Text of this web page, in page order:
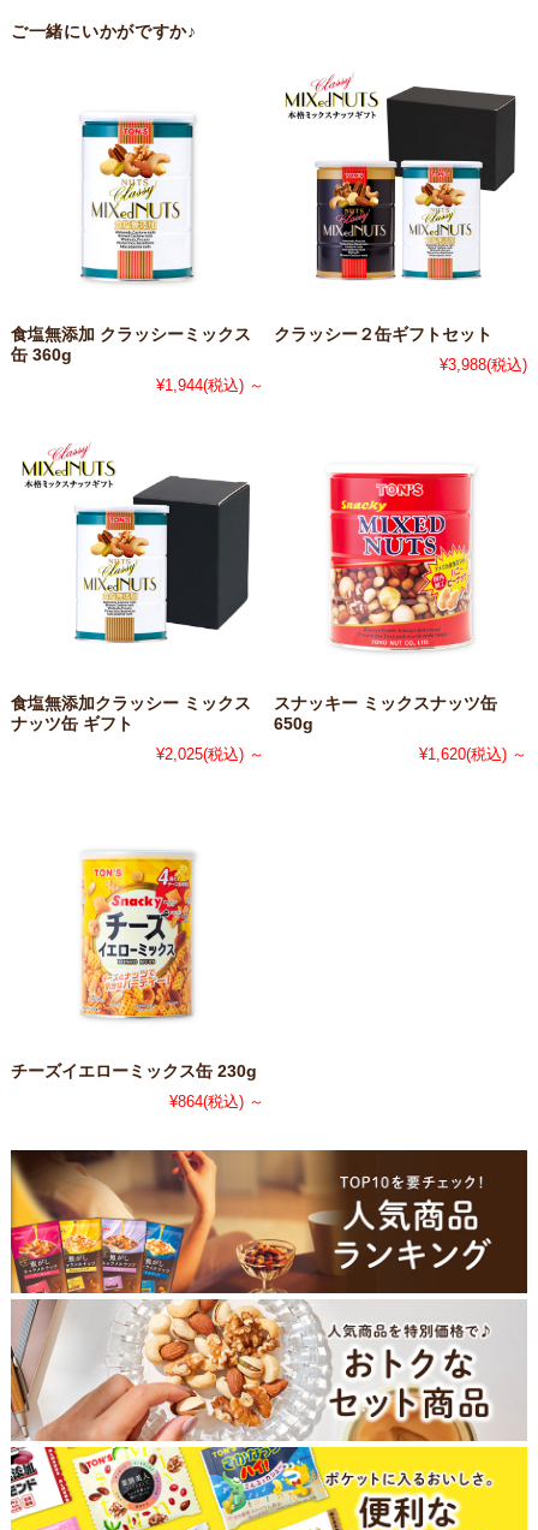
ご一緒にいかがですか♪
食塩無添加 クラッシーミックス
缶 360g
¥1,944(税込) ～
クラッシー２缶ギフトセット
¥3,988(税込)
食塩無添加クラッシー ミックス
ナッツ缶 ギフト
¥2,025(税込) ～
スナッキー ミックスナッツ缶
650g
¥1,620(税込) ～
チーズイエローミックス缶 230g
¥864(税込) ～